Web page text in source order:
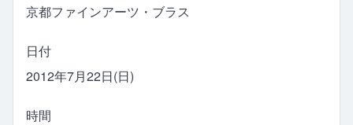
京都ファインアーツ・ブラス
日付
2012年7月22日(日)
時間